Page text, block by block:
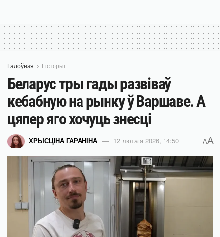
Галоўная Гісторыі
Беларус тры гады развіваў
кебабную на рынку ў Варшаве. А
цяпер яго хочуць знесці
ХРЫСЦІНА ГАРАНІНА 12 лютага 2026, 14:50 AA